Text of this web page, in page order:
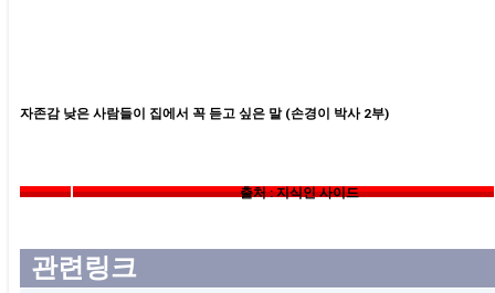
0:35/8:35
자존감 낮은 사람들이 집에서 꼭 듣고 싶은 말 (손경이 박사 2부)
출처 : 지식인 사이드
관련링크